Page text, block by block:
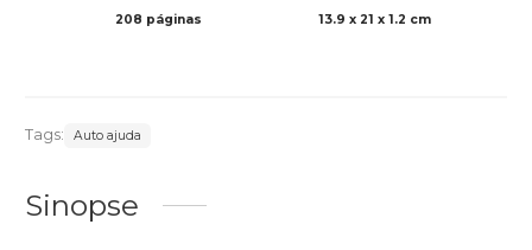
208 páginas 13.9 x 21 x 1.2 cm
Tags: Auto ajuda
Sinopse